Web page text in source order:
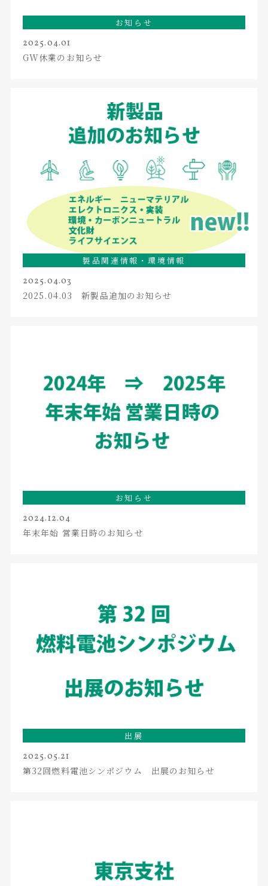
お知らせ
2025.04.01
GW休業のお知らせ
製品関連情報・環境情報
2025.04.03
2025.04.03 新製品追加のお知らせ
お知らせ
2024.12.04
年末年始 営業日時のお知らせ
出展
2025.05.21
第32回燃料電池シンポジウム 出展のお知らせ